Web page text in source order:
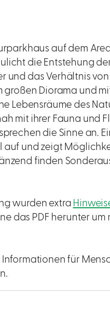
auf dem
die Entstehung
und das Verhältnis
großen Diorama und
Lebensräume des
mit ihrer Fauna und
die Sinne an.
und zeigt
finden
wurden extra
das PDF herunter um
Informationen für